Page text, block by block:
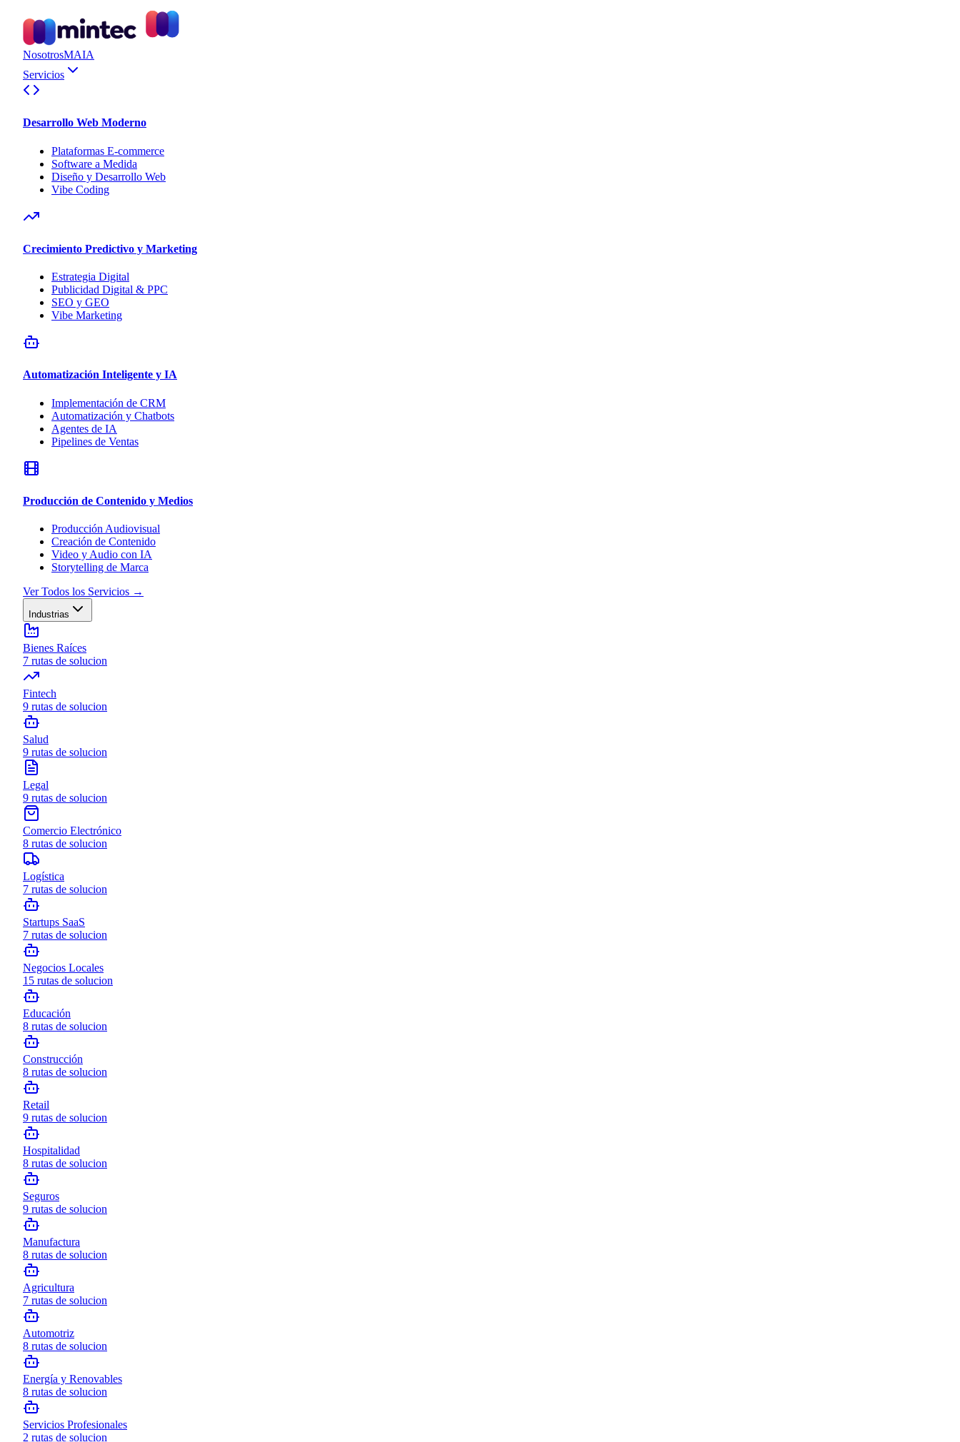
NosotrosMAIA
Servicios
Desarrollo Web Moderno
Plataformas E-commerce
Software a Medida
Diseño y Desarrollo Web
Vibe Coding
Crecimiento Predictivo y Marketing
Estrategia Digital
Publicidad Digital & PPC
SEO y GEO
Vibe Marketing
Automatización Inteligente y IA
Implementación de CRM
Automatización y Chatbots
Agentes de IA
Pipelines de Ventas
Producción de Contenido y Medios
Producción Audiovisual
Creación de Contenido
Video y Audio con IA
Storytelling de Marca
Ver Todos los Servicios →
Industrias
Bienes Raíces
7 rutas de solucion
Fintech
9 rutas de solucion
Salud
9 rutas de solucion
Legal
9 rutas de solucion
Comercio Electrónico
8 rutas de solucion
Logística
7 rutas de solucion
Startups SaaS
7 rutas de solucion
Negocios Locales
15 rutas de solucion
Educación
8 rutas de solucion
Construcción
8 rutas de solucion
Retail
9 rutas de solucion
Hospitalidad
8 rutas de solucion
Seguros
9 rutas de solucion
Manufactura
8 rutas de solucion
Agricultura
7 rutas de solucion
Automotriz
8 rutas de solucion
Energía y Renovables
8 rutas de solucion
Servicios Profesionales
2 rutas de solucion